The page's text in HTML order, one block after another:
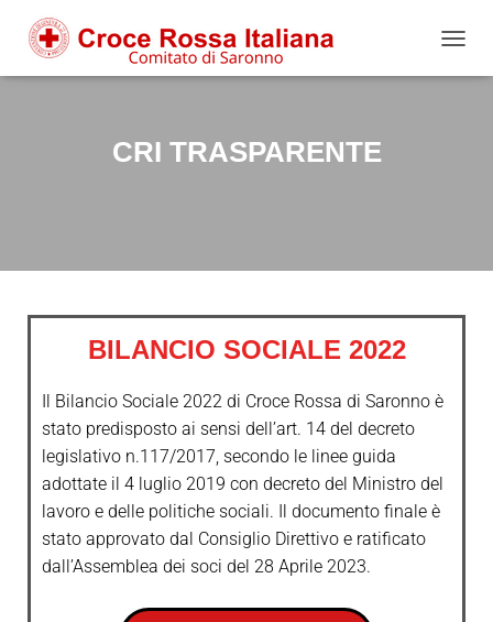
contenuto
navigazione
footer
A
CRI TRASPARENTE
BILANCIO SOCIALE 2022
Il Bilancio Sociale 2022 di Croce Rossa di Saronno è
stato predisposto ai sensi dell’art. 14 del decreto
legislativo n.117/2017, secondo le linee guida
adottate il 4 luglio 2019 con decreto del Ministro del
lavoro e delle politiche sociali. Il documento finale è
stato approvato dal Consiglio Direttivo e ratificato
dall’Assemblea dei soci del 28 Aprile 2023.